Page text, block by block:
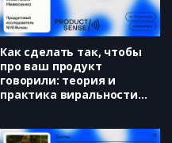
Как сделать так, чтобы
про ваш продукт
говорили: теория и
практика виральности